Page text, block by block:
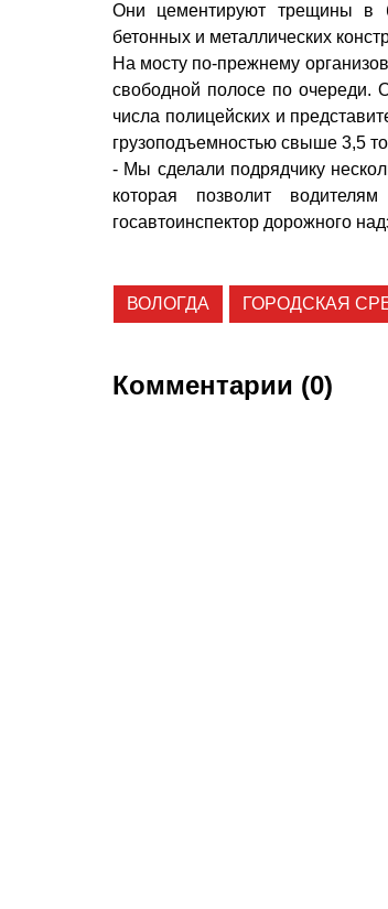
Они цементируют трещины в
бетонных и металлических
На мосту по-прежнему
свободной полосе по очереди.
числа полицейских и
грузоподъемностью свыше 3,5
- Мы сделали подрядчику
которая позволит
госавтоинспектор дорожного
ВОЛОГДА ГОРОДСКАЯ
Комментарии (0)